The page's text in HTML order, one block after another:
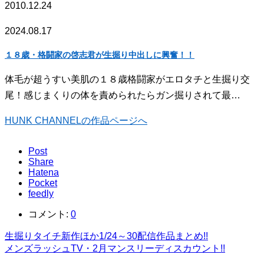
2010.12.24
2024.08.17
１８歳・格闘家の啓志君が生掘り中出しに興奮！！
体毛が超うすい美肌の１８歳格闘家がエロタチと生掘り交
尾！感じまくりの体を責められたらガン掘りされて最…
HUNK CHANNELの作品ページへ
Post
Share
Hatena
Pocket
feedly
コメント: 0
生掘りタイチ新作ほか1/24～30配信作品まとめ!!
メンズラッシュTV・2月マンスリーディスカウント!!